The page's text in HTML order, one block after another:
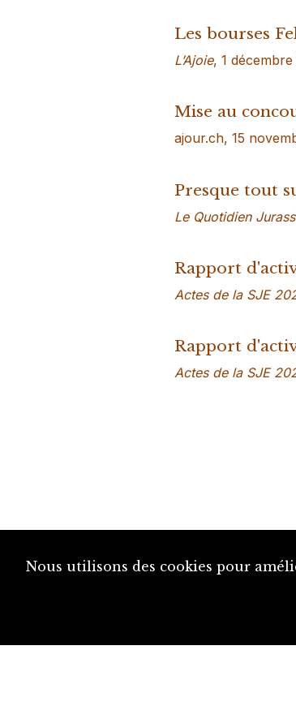
Les bourses
L’Ajoie, 1 décembre
Mise au
ajour.ch, 15
Presque tout
Le Quotidien
Rapport
Actes de la SJE
Rapport
Actes de la SJE
Nous utilisons des cookies pour